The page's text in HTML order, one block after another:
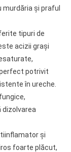
și praful
tipuri de
acizii grași
potrivit
în ureche.
dizolvarea
și
foarte plăcut,